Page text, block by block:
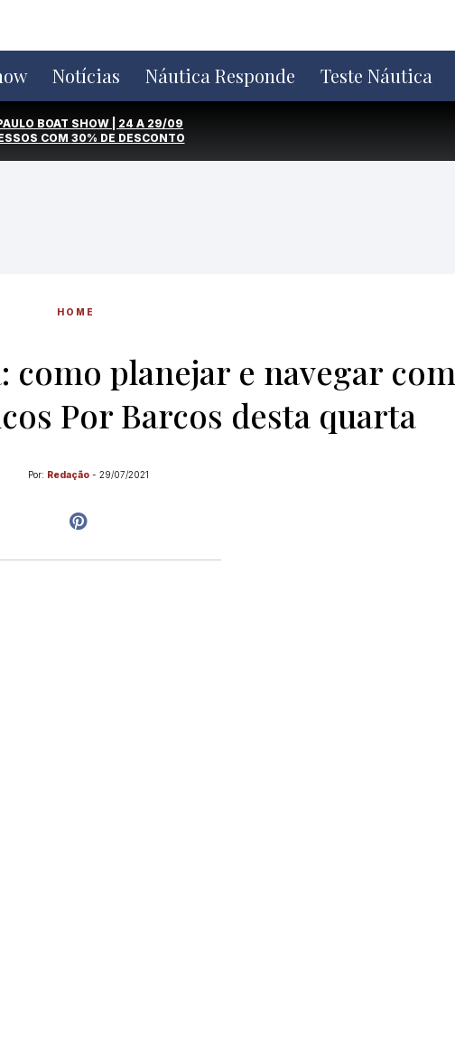
Notícias Náutica Responde Teste Náutica
BOAT SHOW | 24 A 29/09
COM 30% DE DESCONTO
HOME
como planejar e navegar com
Por Barcos desta quarta
Por: Redação - 29/07/2021